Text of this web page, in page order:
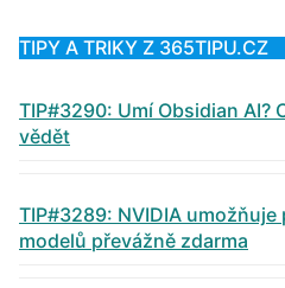
TIPY A TRIKY Z 365TIPU.CZ
TIP#3290: Umí Obsidian AI?
vědět
TIP#3289: NVIDIA
modelů převážně zdarma